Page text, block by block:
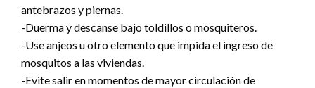
antebrazos y piernas.
-Duerma y descanse bajo toldillos o mosquiteros.
-Use anjeos u otro elemento que impida el ingreso de
mosquitos a las viviendas.
-Evite salir en momentos de mayor circulación de